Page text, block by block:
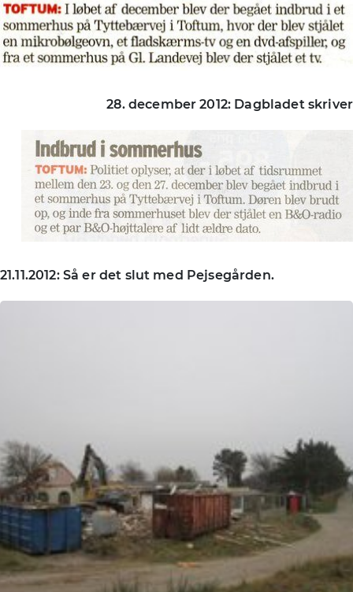
28. december 2012: Dagbladet skriver
21.11.2012: Så er det slut med Pejsegården.